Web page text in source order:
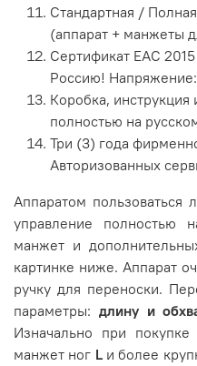
Стандартная /
(аппарат + манжеты
Сертификат ЕАС
Россию!
Коробка, инструкция
полностью на
Три (3) года
Авторизованных
Аппаратом пользоваться
управление полностью
манжет и
картинке ниже. Аппарат
ручку для переноски.
параметры: длину и
Изначально при
манжет ног Lи более